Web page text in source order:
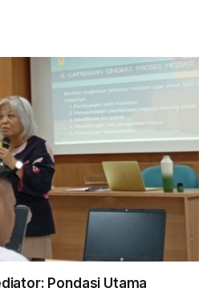
Pondasi Utama